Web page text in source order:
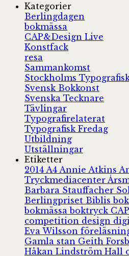
Kategorier
Berlingdagen
bokmässa
CAP&Design Live
Konstfack
resa
Sammankomst
Stockholms
Svensk Bokkonst
Svenska Tecknare
Tävlingar
Typografirelaterat
Typografisk Fredag
Utbildning
Utställningar
Etiketter
2014 A4 Annie Atkins
Tryckmediacenter
Barbara Stauffacher
Berlingpriset Biblis
bokmässaboktryck
competition design
Eva Wilsson
Gamla stan Geith
Håkan Lindström Hall